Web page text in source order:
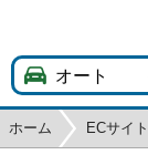
ホーム ECサイト